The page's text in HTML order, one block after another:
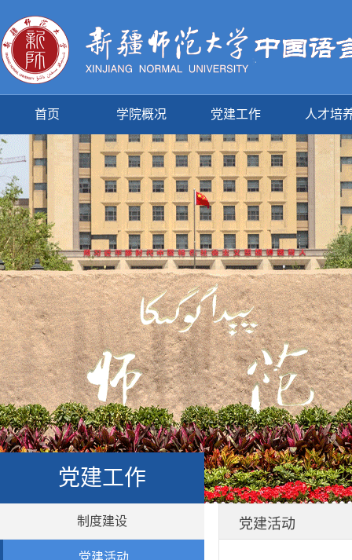
首页 学院概况 党建工作 人才培
党建工作
制度建设
党建活动
党建活动